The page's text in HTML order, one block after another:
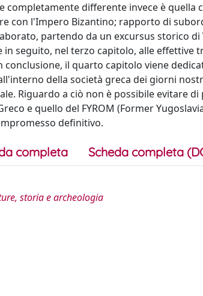
completamente differente invece è quella
con l'Impero Bizantino; rapporto di
partendo da un excursus storico
seguito, nel terzo capitolo, alle effettive
conclusione, il quarto capitolo viene
della società greca dei giorni
Riguardo a ciò non è possibile evitare
e quello del FYROM (Former
definitivo.
completa Scheda completa
storia e archeologia